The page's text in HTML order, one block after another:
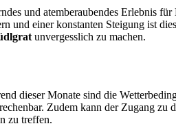
und atemberaubendes Erlebnis
einer konstanten Steigung ist
unvergesslich zu machen.
dieser Monate sind die
Zudem kann der Zugang zu
zu treffen.